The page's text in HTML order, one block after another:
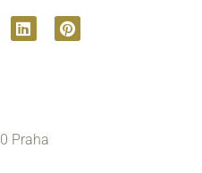
Praha